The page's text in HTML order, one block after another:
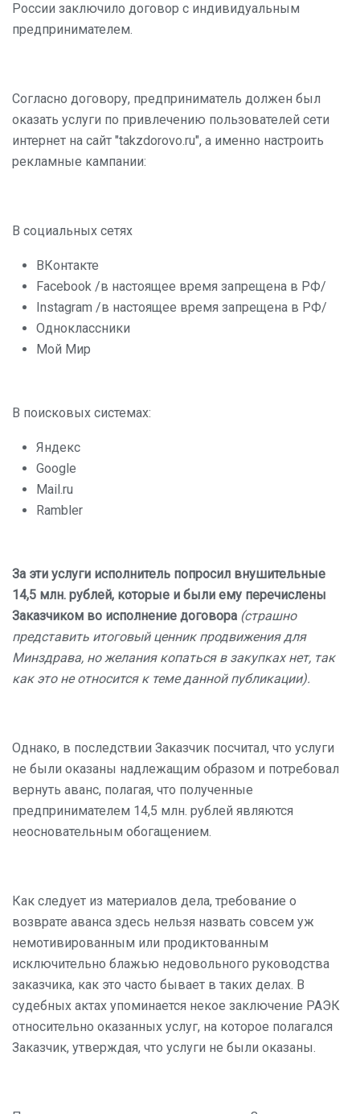
России заключило договор с индивидуальным
предпринимателем.
Согласно договору, предприниматель должен был
оказать услуги по привлечению пользователей сети
интернет на сайт "takzdorovo.ru", а именно настроить
рекламные кампании:
В социальных сетях
ВКонтакте
Facebook /в настоящее время запрещена в РФ/
Instagram /в настоящее время запрещена в РФ/
Одноклассники
Мой Мир
В поисковых системах:
Яндекс
Google
Mail.ru
Rambler
За эти услуги исполнитель попросил внушительные
14,5 млн. рублей, которые и были ему перечислены
Заказчиком во исполнение договора (страшно
представить итоговый ценник продвижения для
Минздрава, но желания копаться в закупках нет, так
как это не относится к теме данной публикации).
Однако, в последствии Заказчик посчитал, что услуги
не были оказаны надлежащим образом и потребовал
вернуть аванс, полагая, что полученные
предпринимателем 14,5 млн. рублей являются
неосновательным обогащением.
Как следует из материалов дела, требование о
возврате аванса здесь нельзя назвать совсем уж
немотивированным или продиктованным
исключительно блажью недовольного руководства
заказчика, как это часто бывает в таких делах. В
судебных актах упоминается некое заключение РАЭК
относительно оказанных услуг, на которое полагался
Заказчик, утверждая, что услуги не были оказаны.